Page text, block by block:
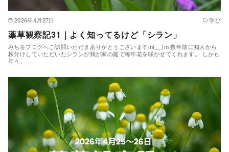
2026年4月27日 学び
薬草観察記31｜よく知ってるけど「シラン」
みちをブログへご訪問いただきありがとうございますm(__)m 数年前に知人から
株分けしていただいたシランが我が家の庭で毎年花を咲かせてくれます。 しかも
年々、…